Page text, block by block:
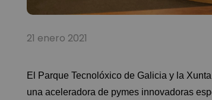
21 enero 2021
El Parque Tecnolóxico de Galicia y la
una aceleradora de pymes innovadoras